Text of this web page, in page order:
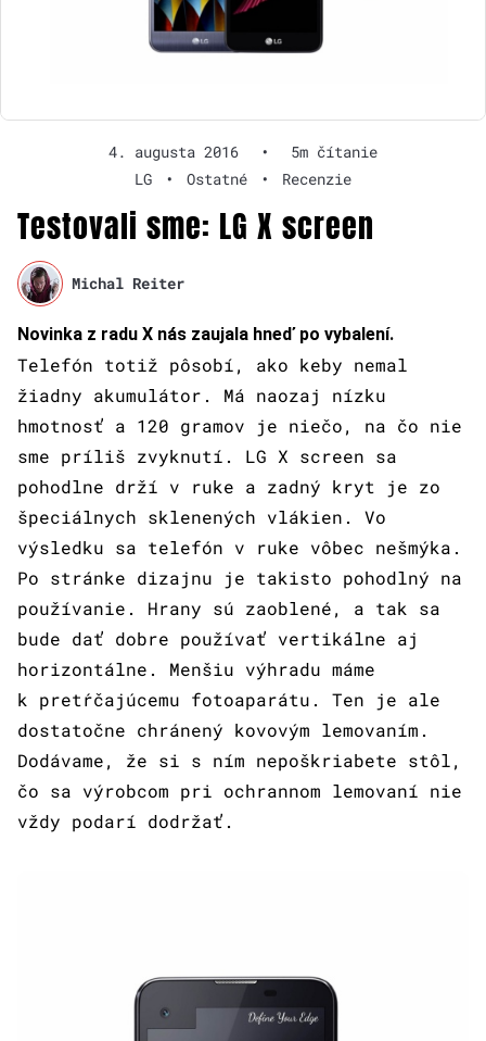
4. augusta 2016 •
5m čítanie
LG
• Ostatné • Recenzie
Testovali sme: LG X screen
Michal Reiter
Novinka z radu X nás zaujala hneď po vybalení.
Telefón totiž pôsobí, ako keby nemal
žiadny akumulátor. Má naozaj nízku
hmotnosť a 120 gramov je niečo, na čo nie
sme príliš zvyknutí. LG X screen sa
pohodlne drží v ruke a zadný kryt je zo
špeciálnych sklenených vlákien. Vo
výsledku sa telefón v ruke vôbec nešmýka.
Po stránke dizajnu je takisto pohodlný na
používanie. Hrany sú zaoblené, a tak sa
bude dať dobre používať vertikálne aj
horizontálne. Menšiu výhradu máme
k pretŕčajúcemu fotoaparátu. Ten je ale
dostatočne chránený kovovým lemovaním.
Dodávame, že si s ním nepoškriabete stôl,
čo sa výrobcom pri ochrannom lemovaní nie
vždy podarí dodržať.